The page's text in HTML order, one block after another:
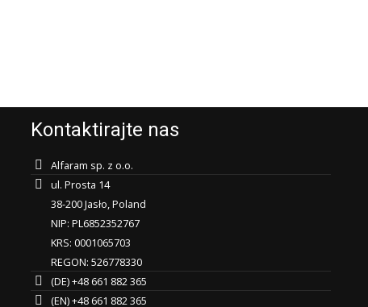
Kontaktirajte nas
Alfaram sp. z o.o.
ul. Prosta 14
38-200 Jasło, Poland
NIP: PL6852352767
KRS: 0001065703
REGON: 526778330
(DE) +48 661 882 365
(EN) +48 661 882 365